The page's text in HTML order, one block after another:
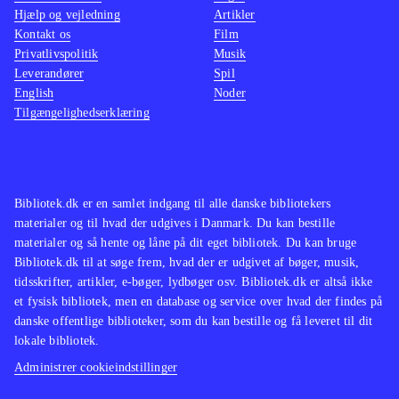
FIFA fodbold er et af de mest oplagte
playstationspil overhovedet. Ny
udgave er efterspurgt hvert år, mens
2-3 år ældre spil dog sagtens kan
udlånes parallelt
Bibliotek.dk er en samlet indgang til alle danske bibliotekers
materialer og til hvad der udgives i Danmark. Du kan bestille
materialer og så hente og låne på dit eget bibliotek. Du kan bruge
Bibliotek.dk til at søge frem, hvad der er udgivet af bøger, musik,
tidsskrifter, artikler, e-bøger, lydbøger osv. Bibliotek.dk er altså ikke
et fysisk bibliotek, men en database og service over hvad der findes på
danske offentlige biblioteker, som du kan bestille og få leveret til dit
lokale bibliotek.
Administrer cookieindstillinger
Hjælp og vejledning
Kontakt os
Privatlivspolitik
Leverandører
English
Tilgængelighedserklæring
Artikler
Film
Musik
Spil
Noder